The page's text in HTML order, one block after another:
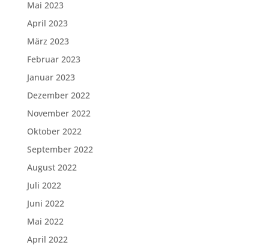
Mai 2023
April 2023
März 2023
Februar 2023
Januar 2023
Dezember 2022
November 2022
Oktober 2022
September 2022
August 2022
Juli 2022
Juni 2022
Mai 2022
April 2022